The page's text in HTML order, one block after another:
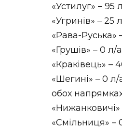
«Устилуг» – 95
«Угринів» – 25
«Рава-Руська»
«Грушів» – 0 л/
«Краківець» –
«Шегині» – 0 л/
обох
«Нижанковичі»
«Смільниця» –